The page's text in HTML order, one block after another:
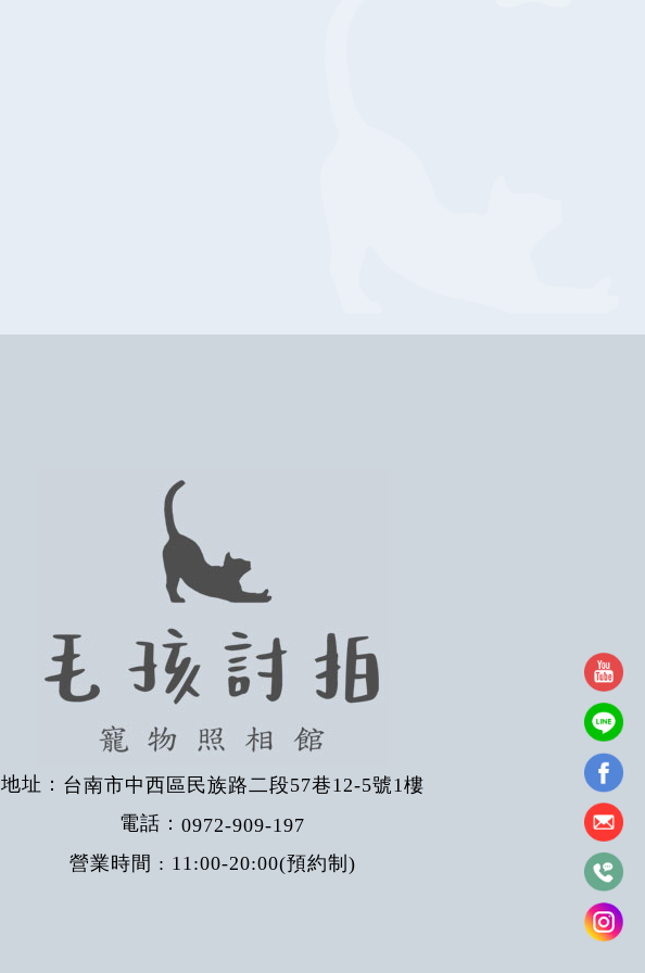
地址： 台南市中西區民族路二段57巷12-5號1樓
電話：0972-909-197
營業時間 : 11:00-20:00(預約制)